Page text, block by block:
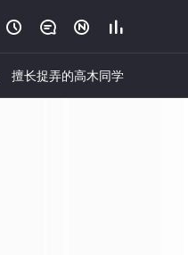
   
擅长捉弄的高木同学